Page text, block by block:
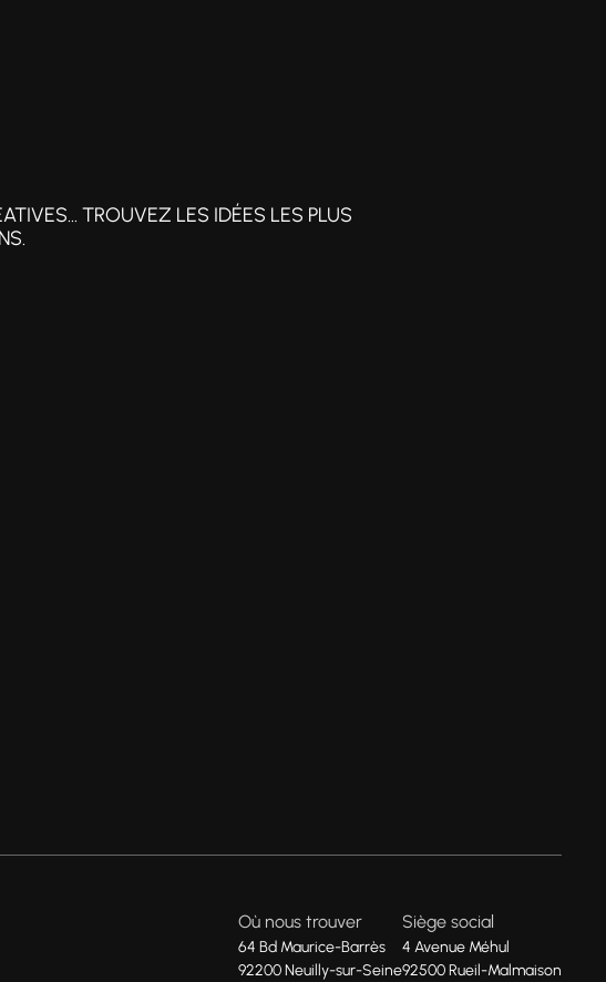
TROUVEZ LES IDÉES LES PLUS
Où nous trouver
64 Bd Maurice-Barrès
92200 Neuilly-sur-Seine
Siège social
4 Avenue Méhul
92500 Rueil-Malmaison